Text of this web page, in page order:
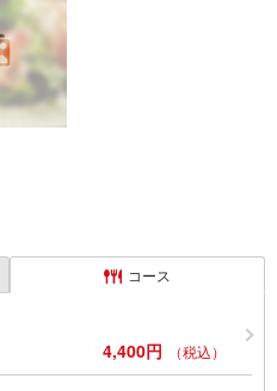
コース
4,400円 （税込）